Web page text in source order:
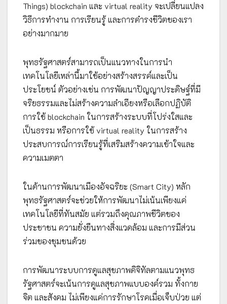
Things) blockchain และ virtual reality จะเปลี่ยนแปลง
วิธีการทำงาน การเรียนรู้ และการดำรงชีวิตของเรา
อย่างมากมาย
พุทธรัฐศาสตร์สามารถเป็นแนวทางในการนำ
เทคโนโลยีเหล่านี้มาใช้อย่างสร้างสรรค์และเป็น
ประโยชน์ ตัวอย่างเช่น การพัฒนาปัญญาประดิษฐ์ที่มี
จริยธรรมและไม่สร้างความลำเอียงหรือเลือกปฏิบัติ
การใช้ blockchain ในการสร้างระบบที่โปร่งใสและ
เป็นธรรม หรือการใช้ virtual reality ในการสร้าง
ประสบการณ์การเรียนรู้ที่เสริมสร้างความเข้าใจและ
ความเมตตา
ในด้านการพัฒนาเมืองอัจฉริยะ (Smart City) หลัก
พุทธรัฐศาสตร์จะช่วยให้การพัฒนาไม่เน้นเพียงแค่
เทคโนโลยีที่ทันสมัย แต่รวมถึงคุณภาพชีวิตของ
ประชาชน ความยั่งยืนทางสิ่งแวดล้อม และการมีส่วน
ร่วมของชุมชนด้วย
การพัฒนาระบบการดูแลสุขภาพดิจิทัลตามแนวพุทธ
รัฐศาสตร์จะเน้นการดูแลสุขภาพแบบองค์รวม ทั้งกาย
จิต และสังคม ไม่เพียงแค่การรักษาโรคเมื่อเจ็บป่วย แต่